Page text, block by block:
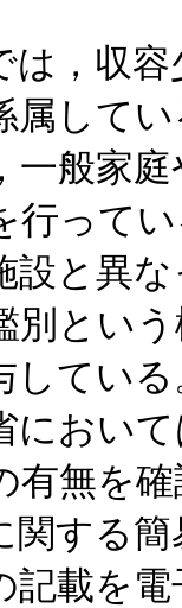
，収容
属して
一般家
行って
設と異
別とい
している
おいて
有無を
関する
記載を